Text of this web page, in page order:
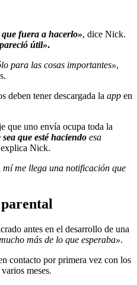
fuera a hacerlo», dice Nick.
útil».
para las cosas importantes»,
deben tener descargada la app en
que uno envía ocupa toda la
que esté haciendo esa
Nick.
me llega una notificación que
antes en el desarrollo de una
más de lo que esperaba».
contacto por primera vez con los
meses.